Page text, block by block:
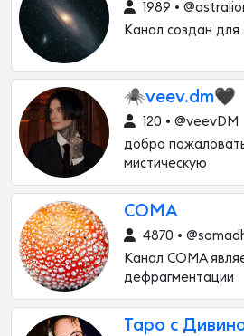
1989 •
Канал создан для
🕷veev.dm🖤
120 • @veevDM
добро
мистическую
СОМА
4870 •
Канал СОМА
дефрагментации
Таро с